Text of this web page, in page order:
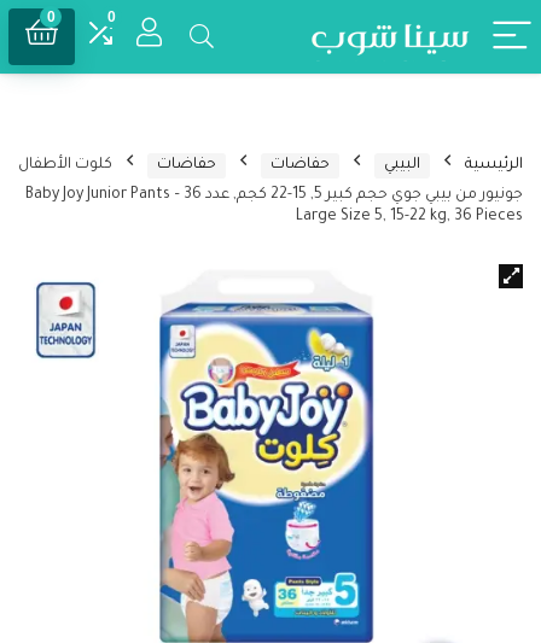
0
0
الرئيسية البيبي حفاضات حفاضات
كلوت الأطفال
جونيور من بيبي جوي حجم كبير 5, 15-22 كجم, عدد 36 – Baby Joy Junior Pants
Large Size 5, 15-22 kg, 36 Pieces